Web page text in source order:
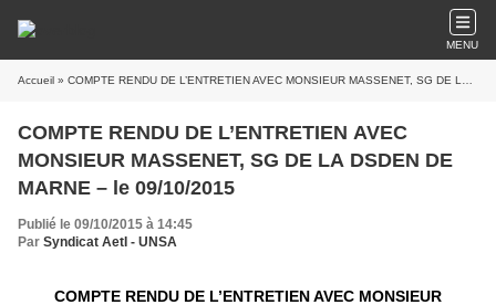
MENU
Accueil » COMPTE RENDU DE L’ENTRETIEN AVEC MONSIEUR MASSENET, SG DE LA DSDEN DE MARNE – le 09/10/2015
COMPTE RENDU DE L’ENTRETIEN AVEC
MONSIEUR MASSENET, SG DE LA DSDEN DE
MARNE – le 09/10/2015
Publié le 09/10/2015 à 14:45
Par Syndicat AetI - UNSA
COMPTE RENDU DE L’ENTRETIEN AVEC MONSIEUR